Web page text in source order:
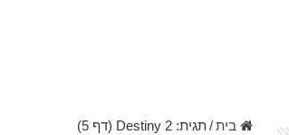
בית / תגית:Destiny 2 (דף 5)